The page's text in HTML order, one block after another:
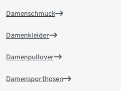
Damenschmuck
Damenkleider
Damenpullover
Damensporthosen